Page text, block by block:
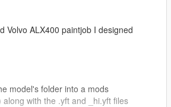
Volvo ALX400 paintjob I designed
model's folder into a mods
with the .yft and _hi.yft files